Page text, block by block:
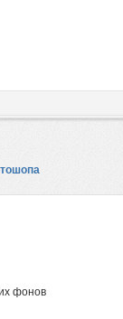
фонов